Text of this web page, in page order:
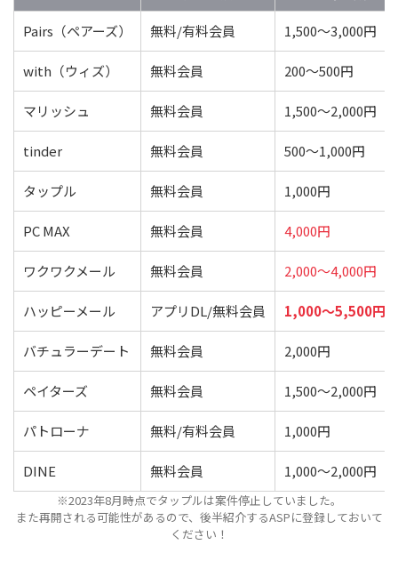
Pairs（ペアーズ）
無料/有料会員 1,500〜3,000円
with（ウィズ） 無料会員 200〜500円
マリッシュ 無料会員 1,500〜2,000円
tinder 無料会員 500〜1,000円
タップル 無料会員 1,000円
PC MAX 無料会員 4,000円
ワクワクメール 無料会員 2,000〜4,000円
ハッピーメール アプリDL/無料会員 1,000〜5,500円
バチュラーデート 無料会員 2,000円
ペイターズ 無料会員 1,500〜2,000円
パトローナ 無料/有料会員 1,000円
DINE 無料会員 1,000〜2,000円
※2023年8月時点でタップルは案件停止していました。
また再開される可能性があるので、後半紹介するASPに登録しておいて
ください！